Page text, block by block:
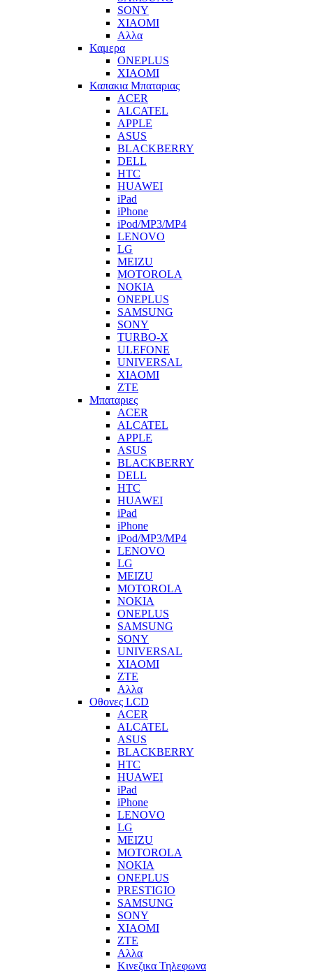
SONY
XIAOMI
Αλλα
Καμερα
ONEPLUS
XIAOMI
Καπακια Μπαταριας
ACER
ALCATEL
APPLE
ASUS
BLACKBERRY
DELL
HTC
HUAWEI
iPad
iPhone
iPod/MP3/MP4
LENOVO
LG
MEIZU
MOTOROLA
NOKIA
ONEPLUS
SAMSUNG
SONY
TURBO-X
ULEFONE
UNIVERSAL
XIAOMI
ZTE
Μπαταριες
ACER
ALCATEL
APPLE
ASUS
BLACKBERRY
DELL
HTC
HUAWEI
iPad
iPhone
iPod/MP3/MP4
LENOVO
LG
MEIZU
MOTOROLA
NOKIA
ONEPLUS
SAMSUNG
SONY
UNIVERSAL
XIAOMI
ZTE
Αλλα
Οθονες LCD
ACER
ALCATEL
ASUS
BLACKBERRY
HTC
HUAWEI
iPad
iPhone
LENOVO
LG
MEIZU
MOTOROLA
NOKIA
ONEPLUS
PRESTIGIO
SAMSUNG
SONY
XIAOMI
ZTE
Αλλα
Κινεζικα Τηλεφωνα